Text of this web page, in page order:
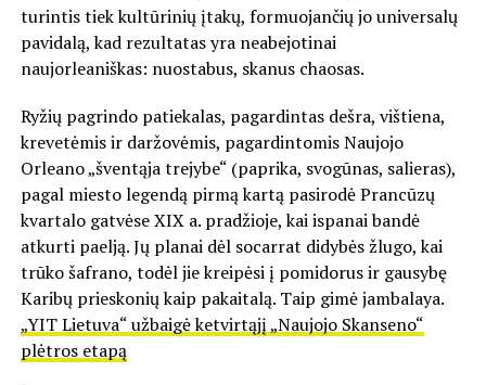
turintis tiek kultūrinių įtakų, formuojančių jo universalų
pavidalą, kad rezultatas yra neabejotinai
naujorleaniškas: nuostabus, skanus chaosas.
Ryžių pagrindo patiekalas, pagardintas dešra, vištiena,
krevetėmis ir daržovėmis, pagardintomis Naujojo
Orleano „šventąja trejybe“ (paprika, svogūnas, salieras),
pagal miesto legendą pirmą kartą pasirodė Prancūzų
kvartalo gatvėse XIX a. pradžioje, kai ispanai bandė
atkurti paelją. Jų planai dėl socarrat didybės žlugo, kai
trūko šafrano, todėl jie kreipėsi į pomidorus ir gausybę
Karibų prieskonių kaip pakaitalą. Taip gimė jambalaya.
„YIT Lietuva“ užbaigė ketvirtąjį „Naujojo Skanseno“
plėtros etapą